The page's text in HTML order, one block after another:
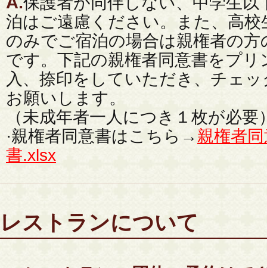
泊はご遠慮ください。また、高
のみでご宿泊の場合は親権者の
です。下記の親権者同意書をプ
入、捺印をしていただき、チェ
お願いします。
（未成年者一人につき１枚が必要
·親権者同意書はこちら→親権者
書.xlsx
レストランについて